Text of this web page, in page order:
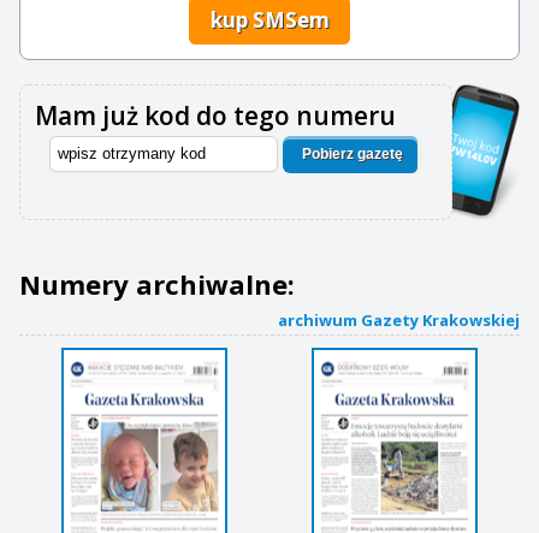
kup SMSem
Mam już kod do tego numeru
Pobierz gazetę
Numery archiwalne:
archiwum Gazety Krakowskiej